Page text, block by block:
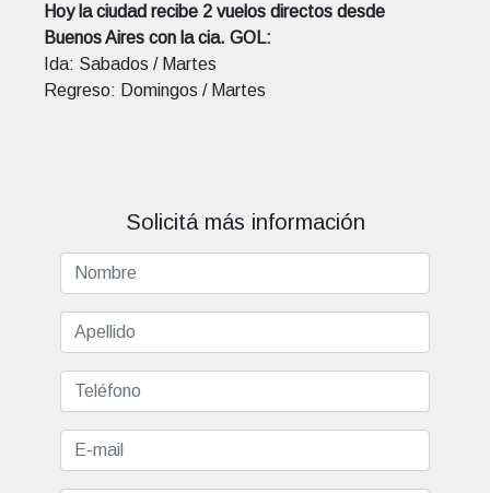
Hoy la ciudad recibe 2 vuelos directos desde
Buenos Aires con la cia. GOL:
Ida: Sabados / Martes
Regreso: Domingos / Martes
Solicitá más información